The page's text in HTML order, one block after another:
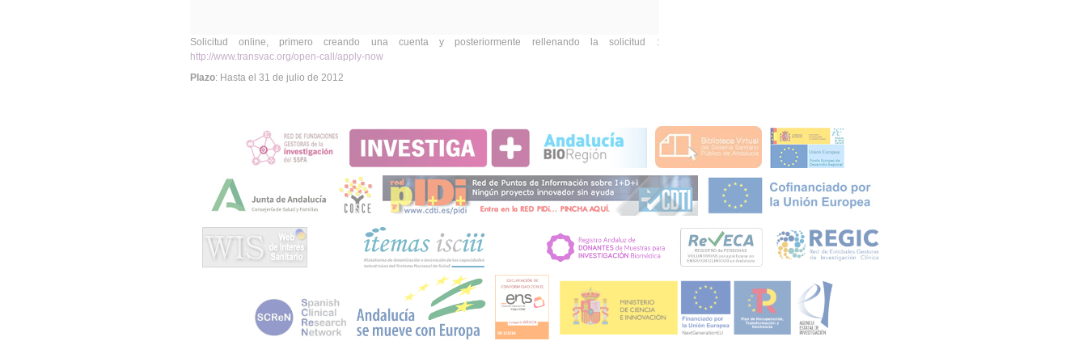
Solicitud online, primero creando una cuenta y posteriormente rellenando la solicitud :
http://www.transvac.org/open-call/apply-now
Plazo: Hasta el 31 de julio de 2012